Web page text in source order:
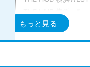
【横浜桜木町】
もっと見る